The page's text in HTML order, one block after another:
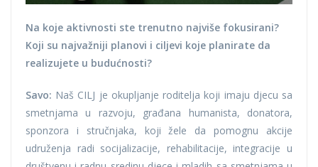
Na koje aktivnosti ste trenutno najviše fokusirani?
Koji su najvažniji planovi i ciljevi koje planirate da
realizujete u budućnosti?
Savo: Naš CILJ je okupljanje roditelja koji imaju djecu sa
smetnjama u razvoju, građana humanista, donatora,
sponzora i stručnjaka, koji žele da pomognu akcije
udruženja radi socijalizacije, rehabilitacije, integracije u